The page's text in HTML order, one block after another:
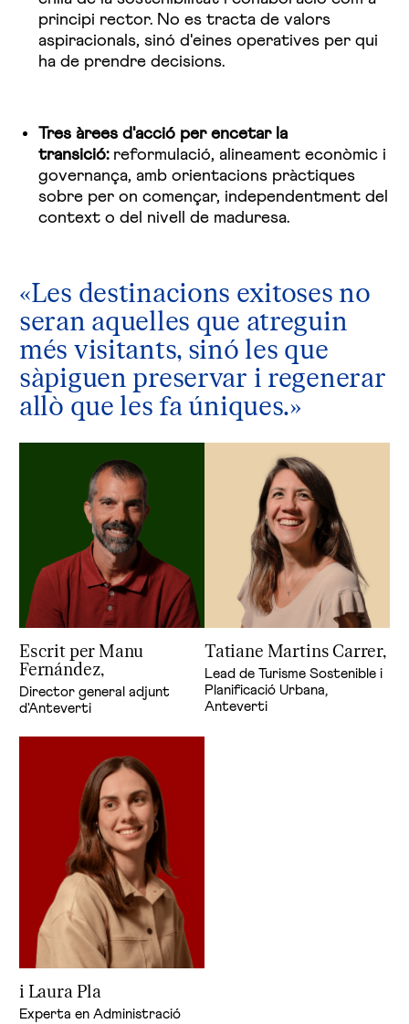
principi rector. No es tracta de valors
aspiracionals, sinó d'eines operatives per qui
ha de prendre decisions.
Tres àrees d'acció per encetar la
transició: reformulació, alineament econòmic i
governança, amb orientacions pràctiques
sobre per on començar, independentment del
context o del nivell de maduresa.
«Les destinacions exitoses no
seran aquelles que atreguin
més visitants, sinó les que
sàpiguen preservar i regenerar
allò que les fa úniques.»
Escrit per Manu
Fernández,
Director general adjunt
d'Anteverti
Tatiane Martins Carrer,
Lead de Turisme Sostenible i
Planificació Urbana,
Anteverti
i Laura Pla
Experta en Administració